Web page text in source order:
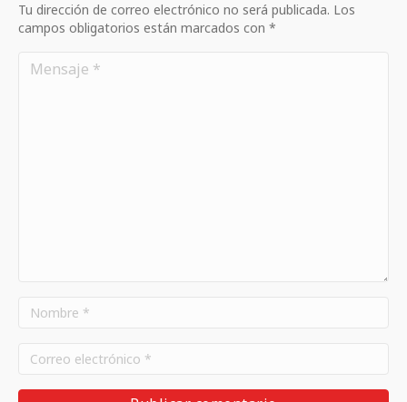
Tu dirección de correo electrónico no será publicada. Los
campos obligatorios están marcados con *